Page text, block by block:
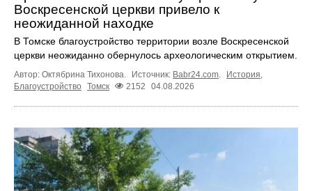
Воскресенской церкви привело к
неожиданной находке
В Томске благоустройство территории возле Воскресенской
церкви неожиданно обернулось археологическим открытием.
Автор: Октябрина Тихонова. Источник: Babr24.com. История,
Благоустройство
Томск 2152 04.08.2026